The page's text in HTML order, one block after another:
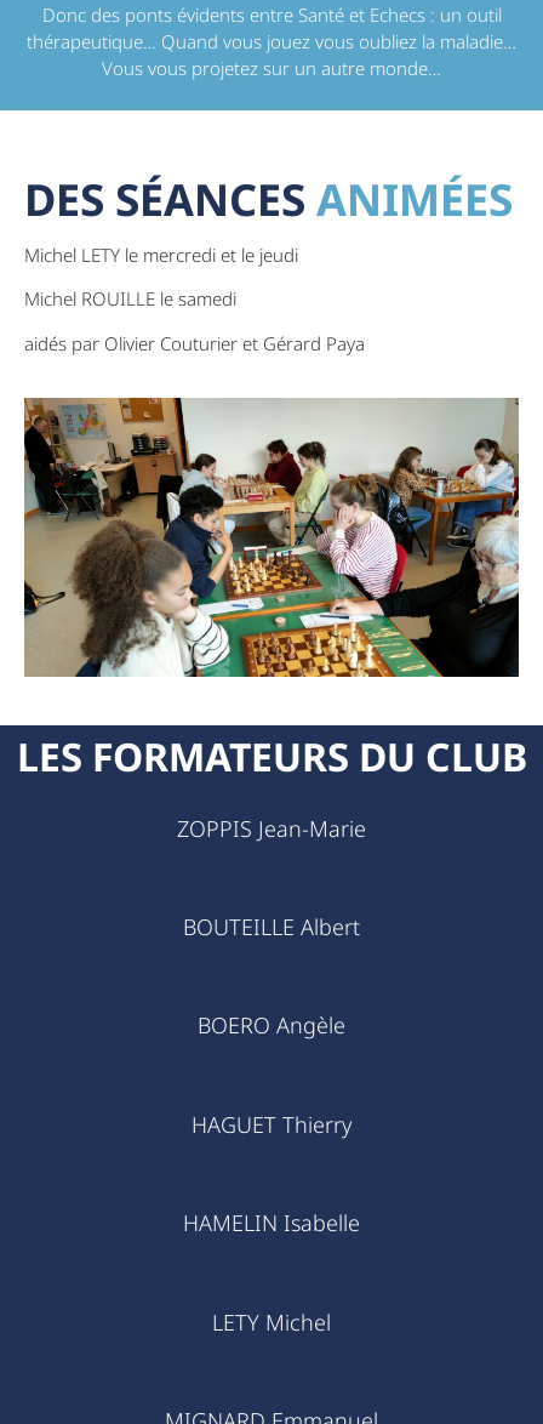
Donc des ponts évidents entre Santé et Echecs : un outil
thérapeutique… Quand vous jouez vous oubliez la maladie…
Vous vous projetez sur un autre monde…
DES SÉANCES ANIMÉES
Michel LETY le mercredi et le jeudi
Michel ROUILLE le samedi
aidés par Olivier Couturier et Gérard Paya
LES FORMATEURS DU CLUB
ZOPPIS Jean-Marie
BOUTEILLE Albert
BOERO Angèle
HAGUET Thierry
HAMELIN Isabelle
LETY Michel